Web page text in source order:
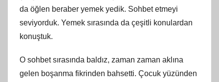
da öğlen beraber yemek yedik. Sohbet etmeyi
seviyorduk. Yemek sırasında da çeşitli konulardan
konuştuk.
O sohbet sırasında baldız, zaman zaman aklına
gelen boşanma fikrinden bahsetti. Çocuk yüzünden